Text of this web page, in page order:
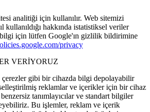
analitiği için kullanılır. Web sitemizi
kullanıldığı hakkında istatistiksel veriler
için lütfen Google'ın gizlilik bildirimine
privacy
VERİYORUZ
çerezler gibi bir cihazda bilgi depolayabilir
reklamlar ve içerikler için bir cihaz
tanımlayıcılar ve standart bilgiler
Bu işlemler, reklam ve içerik